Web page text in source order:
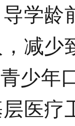
学龄
减少
少
医疗